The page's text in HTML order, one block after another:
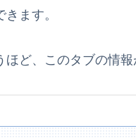
ます。
ほど、このタブの情